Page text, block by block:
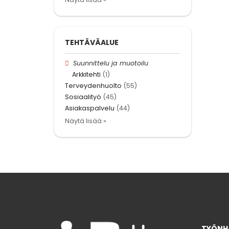
TEHTÄVÄALUE
Suunnittelu ja muotoilu
Arkkitehti (1)
Terveydenhuolto (55)
Sosiaalityö (45)
Asiakaspalvelu (44)
Näytä lisää »